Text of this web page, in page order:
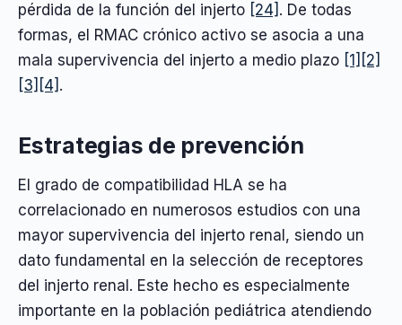
pérdida de la función del injerto [24] . De todas
formas, el RMAC crónico activo se asocia a una
mala supervivencia del injerto a medio plazo [1] [2]
[3] [4] .
Estrategias de prevención
El grado de compatibilidad HLA se ha
correlacionado en numerosos estudios con una
mayor supervivencia del injerto renal, siendo un
dato fundamental en la selección de receptores
del injerto renal. Este hecho es especialmente
importante en la población pediátrica atendiendo